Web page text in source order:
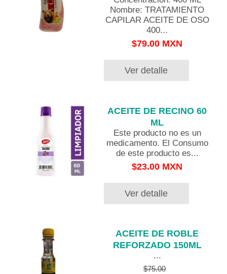
Nombre: TRATAMIENTO
CAPILAR ACEITE DE OSO
400...
$79.00 MXN
Ver detalle
ACEITE DE RECINO 60
ML
Este producto no es un
medicamento. El Consumo
de este producto es...
$23.00 MXN
Ver detalle
ACEITE DE ROBLE
REFORZADO 150ML
...
$75.00